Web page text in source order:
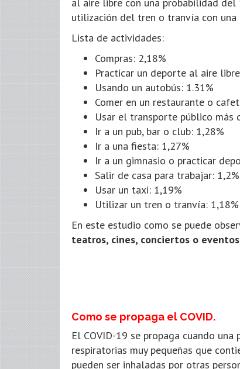
utilización del tren o tranvía con
Lista de actividades:
Compras: 2,18%
Practicar un deporte al aire
Usando un autobús: 1.31%
Comer en un restaurante o
Usar el transporte público más
Ir a un pub, bar o club: 1,28%
Ir a una fiesta: 1,27%
Ir a un gimnasio o practicar
Salir de casa para trabajar: 1,2%
Usar un taxi: 1,19%
Utilizar un tren o tranvía: 1,18%
En este estudio como se puede
teatros, cines, conciertos o
Como se propaga el COVID.
El COVID-19 se propaga cuando
respiratorias muy pequeñas que
pueden ser inhaladas por otras